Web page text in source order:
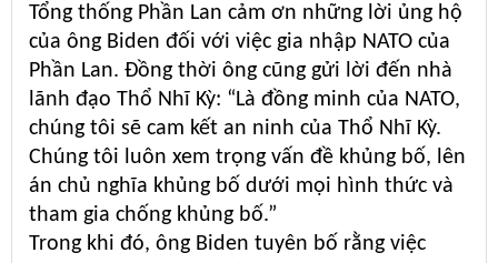
Tổng thống Phần Lan cảm ơn những lời ủng hộ
của ông Biden đối với việc gia nhập NATO của
Phần Lan. Đồng thời ông cũng gửi lời đến nhà
lãnh đạo Thổ Nhĩ Kỳ: “Là đồng minh của NATO,
chúng tôi sẽ cam kết an ninh của Thổ Nhĩ Kỳ.
Chúng tôi luôn xem trọng vấn đề khủng bố, lên
án chủ nghĩa khủng bố dưới mọi hình thức và
tham gia chống khủng bố.”
Trong khi đó, ông Biden tuyên bố rằng việc